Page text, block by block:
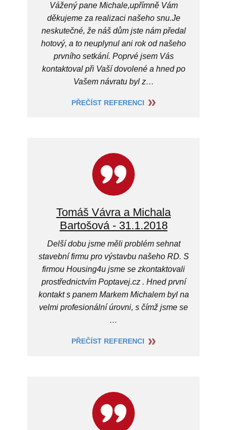
Vážený pane Michale,upřímně Vám
děkujeme za realizaci našeho snu.Je
neskutečné, že náš dům jste nám předal
hotový, a to neuplynul ani rok od našeho
prvního setkání. Poprvé jsem Vás
kontaktoval při Vaší dovolené a hned po
Vašem návratu byl z…
PŘEČÍST REFERENCI
Tomáš Vávra a Michala
Bartošová - 31.1.2018
Delší dobu jsme měli problém sehnat
stavební firmu pro výstavbu našeho RD. S
firmou Housing4u jsme se zkontaktovali
prostřednictvím Poptavej.cz . Hned první
kontakt s panem Markem Michalem byl na
velmi profesionální úrovni, s čímž jsme se
…
PŘEČÍST REFERENCI